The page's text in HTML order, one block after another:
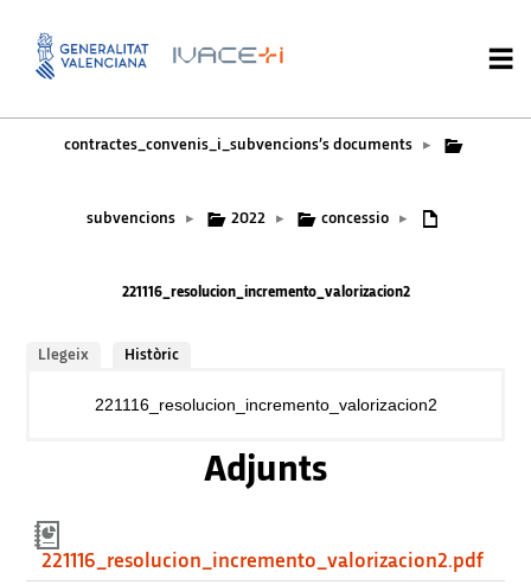
contractes_convenis_i_subvencions’s documents ▸
subvencions ▸ 2022 ▸ concessio ▸
221116_resolucion_incremento_valorizacion2
Llegeix Històric
221116_resolucion_incremento_valorizacion2
Adjunts
221116_resolucion_incremento_valorizacion2.pdf